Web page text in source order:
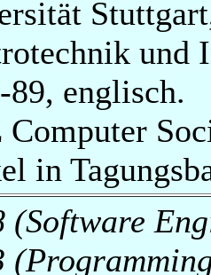
und
89, englisch.
Computer
in
(Software